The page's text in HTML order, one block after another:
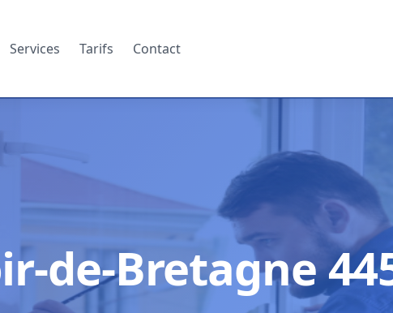
Services Tarifs Contact
de-Bretagne